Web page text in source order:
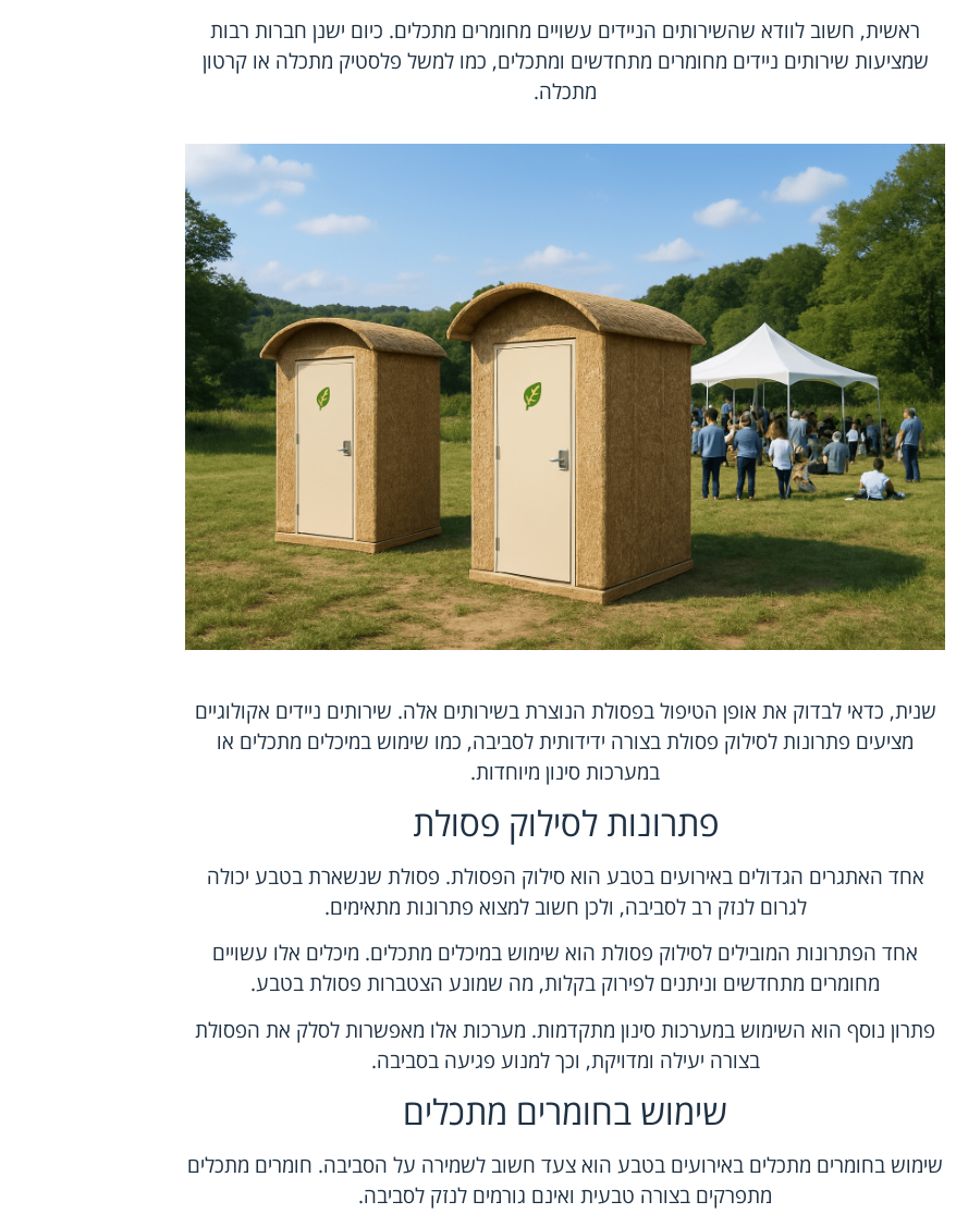
ראשית, חשוב לוודא שהשירותים הניידים עשויים מחומרים מתכלים. כיום ישנן חברות רבות
שמציעות שירותים ניידים מחומרים מתחדשים ומתכלים, כמו למשל פלסטיק מתכלה או קרטון
מתכלה.
שנית, כדאי לבדוק את אופן הטיפול בפסולת הנוצרת בשירותים אלה. שירותים ניידים אקולוגיים
מציעים פתרונות לסילוק פסולת בצורה ידידותית לסביבה, כמו שימוש במיכלים מתכלים או
במערכות סינון מיוחדות.
פתרונות לסילוק פסולת
אחד האתגרים הגדולים באירועים בטבע הוא סילוק הפסולת. פסולת שנשארת בטבע יכולה
לגרום לנזק רב לסביבה, ולכן חשוב למצוא פתרונות מתאימים.
אחד הפתרונות המובילים לסילוק פסולת הוא שימוש במיכלים מתכלים. מיכלים אלו עשויים
מחומרים מתחדשים וניתנים לפירוק בקלות, מה שמונע הצטברות פסולת בטבע.
פתרון נוסף הוא השימוש במערכות סינון מתקדמות. מערכות אלו מאפשרות לסלק את הפסולת
בצורה יעילה ומדויקת, וכך למנוע פגיעה בסביבה.
שימוש בחומרים מתכלים
שימוש בחומרים מתכלים באירועים בטבע הוא צעד חשוב לשמירה על הסביבה. חומרים מתכלים
מתפרקים בצורה טבעית ואינם גורמים לנזק לסביבה.